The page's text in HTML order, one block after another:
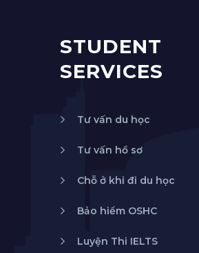
STUDENT
SERVICES
Tư vấn du học
Tư vấn hồ sơ
Chỗ ở khi đi du học
Bảo hiểm OSHC
Luyện Thi IELTS